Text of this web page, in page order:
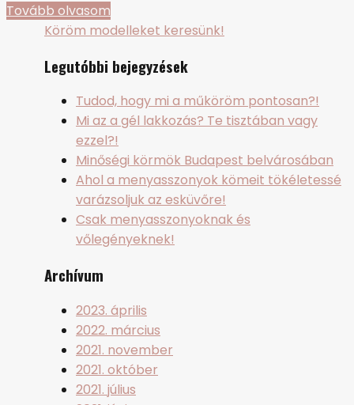
Tovább olvasom
Köröm modelleket keresünk!
Legutóbbi bejegyzések
Tudod, hogy mi a műköröm pontosan?!
Mi az a gél lakkozás? Te tisztában vagy
ezzel?!
Minőségi körmök Budapest belvárosában
Ahol a menyasszonyok kömeit tökéletessé
varázsoljuk az esküvőre!
Csak menyasszonyoknak és
vőlegényeknek!
Archívum
2023. április
2022. március
2021. november
2021. október
2021. július